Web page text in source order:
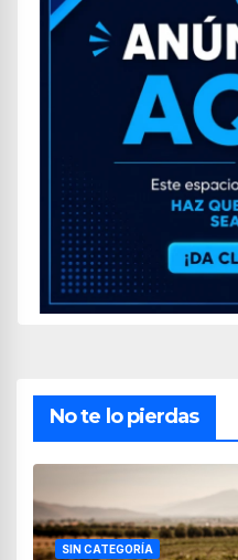
No te lo pierdas
SIN CATEGORÍA